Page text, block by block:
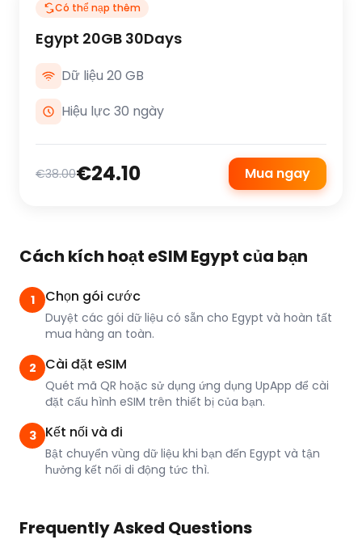
Có thể nạp thêm
Egypt 20GB 30Days
Dữ liệu 20 GB
Hiệu lực 30 ngày
€38.00€24.10 Mua ngay
Cách kích hoạt eSIM Egypt của bạn
1 Chọn gói cước
Duyệt các gói dữ liệu có sẵn cho Egypt và hoàn tất
mua hàng an toàn.
2 Cài đặt eSIM
Quét mã QR hoặc sử dụng ứng dụng UpApp để cài
đặt cấu hình eSIM trên thiết bị của bạn.
3 Kết nối và đi
Bật chuyển vùng dữ liệu khi bạn đến Egypt và tận
hưởng kết nối di động tức thì.
Frequently Asked Questions